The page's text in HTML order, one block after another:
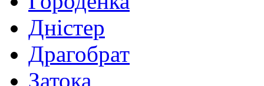
Дністер
Драгобрат
Затока